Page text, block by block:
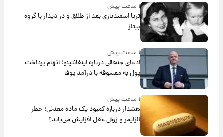
۱ ساعت پیش
ثریا اسفندیاری بعد از طلاق و در دیدار با گروه
بیتلز
۱ ساعت پیش
ادعای جنجالی درباره اینفانتینو؛ اتهام پرداخت
پول به معشوقه با درآمد یوفا
۱ ساعت پیش
هشدار درباره کمبود یک ماده معدنی؛ خطر
آلزایمر و زوال عقل افزایش می‌یابد؟